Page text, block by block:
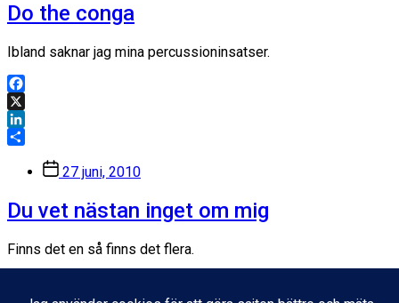
Do the conga
Ibland saknar jag mina percussioninsatser.
Facebook
X
LinkedIn
Inläggsdatum
27 juni, 2010
Du vet nästan inget om mig
Finns det en så finns det flera.
Facebook